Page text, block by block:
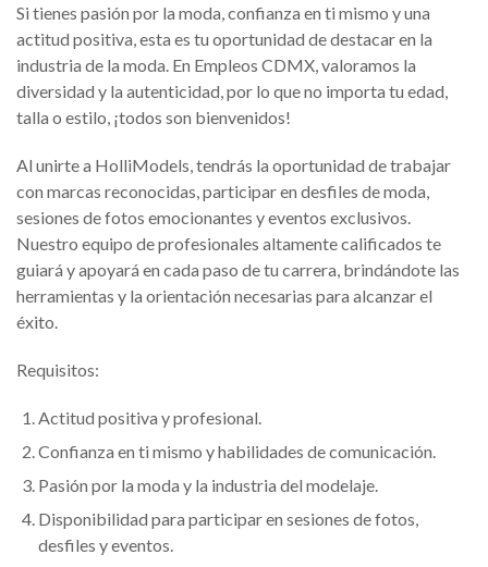
Si tienes pasión por la moda, confianza en ti mismo y una
actitud positiva, esta es tu oportunidad de destacar en la
industria de la moda. En Empleos CDMX, valoramos la
diversidad y la autenticidad, por lo que no importa tu edad,
talla o estilo, ¡todos son bienvenidos!
Al unirte a HolliModels, tendrás la oportunidad de trabajar
con marcas reconocidas, participar en desfiles de moda,
sesiones de fotos emocionantes y eventos exclusivos.
Nuestro equipo de profesionales altamente calificados te
guiará y apoyará en cada paso de tu carrera, brindándote las
herramientas y la orientación necesarias para alcanzar el
éxito.
Requisitos:
Actitud positiva y profesional.
Confianza en ti mismo y habilidades de comunicación.
Pasión por la moda y la industria del modelaje.
Disponibilidad para participar en sesiones de fotos,
desfiles y eventos.